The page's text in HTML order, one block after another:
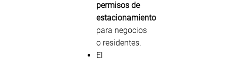
permisos de
estacionamiento
para negocios
o residentes.
El